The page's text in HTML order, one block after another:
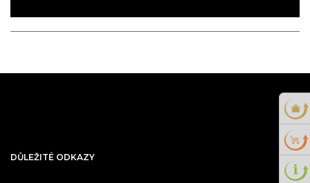
DŮLEŽITÉ ODKAZY